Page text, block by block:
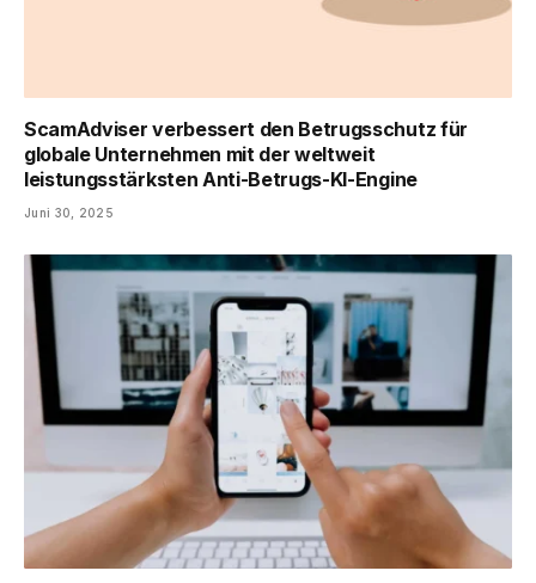
ScamAdviser verbessert den Betrugsschutz für
globale Unternehmen mit der weltweit
leistungsstärksten Anti-Betrugs-KI-Engine
Juni 30, 2025